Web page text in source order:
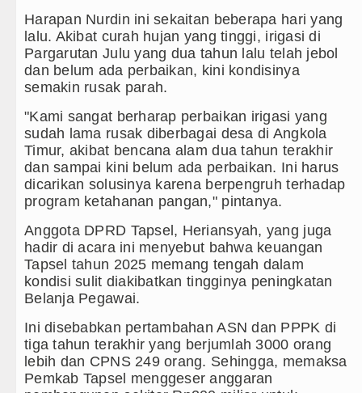
Harapan Nurdin ini sekaitan beberapa hari yang
lalu. Akibat curah hujan yang tinggi, irigasi di
Pargarutan Julu yang dua tahun lalu telah jebol
dan belum ada perbaikan, kini kondisinya
semakin rusak parah.
"Kami sangat berharap perbaikan irigasi yang
sudah lama rusak diberbagai desa di Angkola
Timur, akibat bencana alam dua tahun terakhir
dan sampai kini belum ada perbaikan. Ini harus
dicarikan solusinya karena berpengruh terhadap
program ketahanan pangan," pintanya.
Anggota DPRD Tapsel, Heriansyah, yang juga
hadir di acara ini menyebut bahwa keuangan
Tapsel tahun 2025 memang tengah dalam
kondisi sulit diakibatkan tingginya peningkatan
Belanja Pegawai.
Ini disebabkan pertambahan ASN dan PPPK di
tiga tahun terakhir yang berjumlah 3000 orang
lebih dan CPNS 249 orang. Sehingga, memaksa
Pemkab Tapsel menggeser anggaran